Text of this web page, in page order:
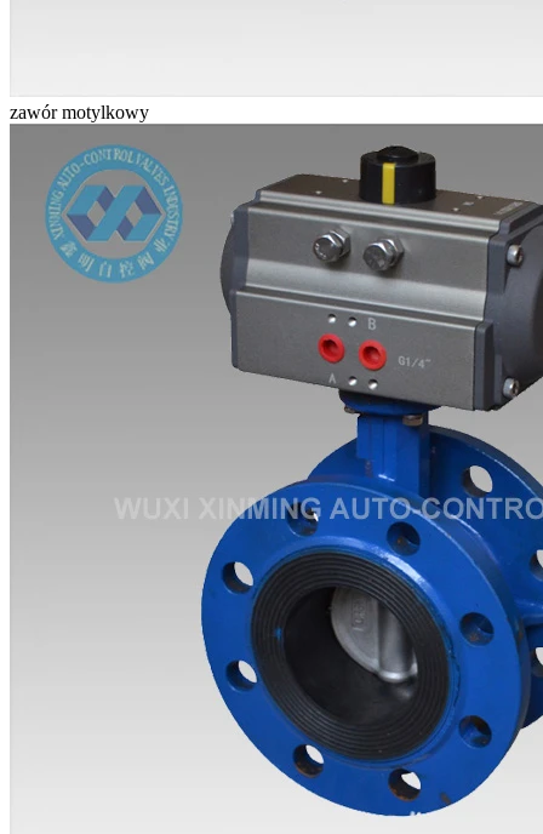
zawór motylkowy